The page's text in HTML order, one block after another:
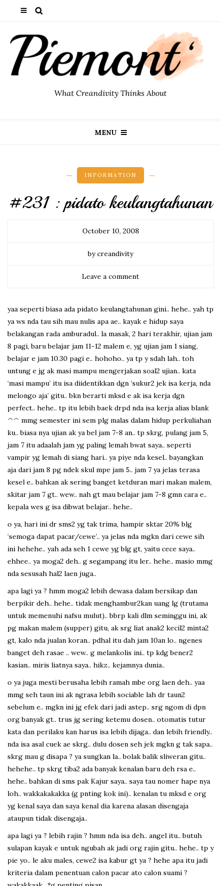
What Creandivity Thinks About
MENU
INFORMATION
#231 : pidato keulangtahunan
October 10, 2008
by creandivity
Leave a comment
yaa seperti biasa ada pidato keulangtahunan gini.. hehe.. yah tp
ya ws nda tau sih mau nulis apa ae.. kayak e hidup saya
belakangan rada amburadul.. la masak, 2 hari terakhir, ujian jam
8 pagi, baru belajar jam 11-12 malem e, yg ujian jam 1 siang,
belajar e jam 10.30 pagi e.. hohoho.. ya tp y sdah lah.. toh
untung e jg ak masi mampu mengerjakan soal2 ujian.. kata
‘masi mampu’ itu isa diidentikkan dgn ‘sukur2 jek isa kerja, nda
melongo aja’ gitu.. bkn berarti mksd e ak isa kerja dgn
perfect.. hehe.. tp itu lebih baek drpd nda isa kerja alias blank
^^ mmg semester ini sem plg malas dalam hidup perkuliahan
ku.. biasa nya ujian ak ya bel jam 7-8 an.. tp skrg, pulang jam 5,
jam 7 itu adaalah jam yg paling lemah bwat saya.. seperti
vampir yg lemah di siang hari.. ya piye nda kesel.. bayangkan
aja dari jam 8 pg ndek skul mpe jam 5.. jam 7 ya jelas terasa
kesel e.. bahkan ak sering banget ketduran mari makan malem,
skitar jam 7 gt.. wew.. nah gt mau belajar jam 7-8 gmn cara e..
kepala wes g isa dibwat belajar.. hehe..
o ya, hari ini dr sms2 yg tak trima, hampir sktar 20% blg
‘semoga dapat pacar/cewe’.. ya jelas nda mgkn dari cewe sih
ini hehehe.. yah ada seh 1 cewe yg blg gt, yaitu cece saya..
ehhee.. ya moga2 deh.. g segampang itu ler.. hehe.. masio mmg
nda sesusah hal2 laen juga..
apa lagi ya ? hmm moga2 lebih dewasa dalam bersikap dan
berpikir deh.. hehe.. tidak menghambur2kan uang lg (trutama
untuk memenuhi nafsu mulut).. bbrp kali dlm seminggu ini, ak
pg makan malem (supper) gitu, ak srg liat anak2 kecil2 minta2
gt, kalo nda jualan koran.. pdhal itu dah jam 10an lo.. ngenes
banget deh rasae .. wew.. g melankolis ini.. tp kdg bener2
kasian.. miris liatnya saya.. hikz.. kejamnya dunia..
o ya juga mesti berusaha lebih ramah mbe org laen deh.. yaa
mmg seh taun ini ak ngrasa lebih sociable lah dr taun2
sebelum e.. mgkn ini jg efek dari jadi astep.. srg ngom di dpn
org banyak gt.. trus jg sering ketemu dosen.. otomatis tutur
kata dan perilaku kan harus isa lebih dijaga.. dan lebih friendly..
nda isa asal cuek ae skrg.. dulu dosen seh jek mgkn g tak sapa..
skrg mau g disapa ? ya sungkan la.. bolak balik sliweran gitu..
hehehe.. tp skrg tiba2 ada banyak kenalan baru deh rsa e..
hehe.. bahkan di sms pak Kajur saya.. saya tau nomer hape nya
loh.. wakkakakakka (g pnting kok ini).. kenalan tu mksd e org
yg kenal saya dan saya kenal dia karena alasan disengaja
ataupun tidak disengaja..
apa lagi ya ? lebih rajin ? hmm nda isa deh.. angel itu.. butuh
sulapan kayak e untuk ngubah ak jadi org rajin gitu.. hehe.. tp y
pie yo.. le aku males, cewe2 isa kabur gt ya ? hehe apa itu jadi
kriteria dalam penentuan calon pacar ato calon suami ?